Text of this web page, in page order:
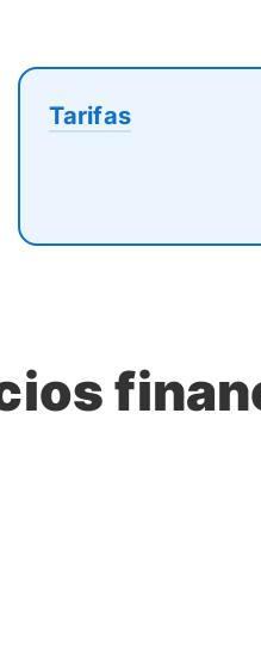
Tarifas